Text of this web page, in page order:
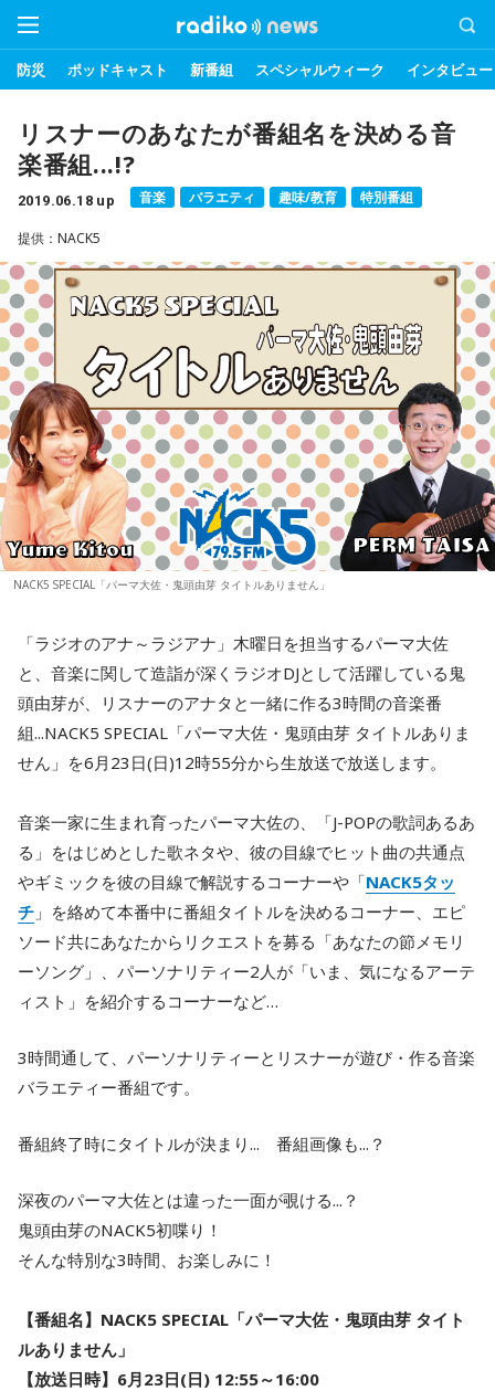
防災 ポッドキャスト 新番組 スペシャルウィーク インタビュー
リスナーのあなたが番組名を決める音
楽番組...!?
2019.06.18 up 音楽 バラエティ 趣味/教育 特別番組
提供：NACK5
NACK5 SPECIAL「パーマ大佐・鬼頭由芽 タイトルありません」
「ラジオのアナ～ラジアナ」木曜日を担当するパーマ大佐
と、音楽に関して造詣が深くラジオDJとして活躍している鬼
頭由芽が、リスナーのアナタと一緒に作る3時間の音楽番
組...NACK5 SPECIAL「パーマ大佐・鬼頭由芽 タイトルありま
せん」を6月23日(日)12時55分から生放送で放送します。
音楽一家に生まれ育ったパーマ大佐の、「J-POPの歌詞あるあ
る」をはじめとした歌ネタや、彼の目線でヒット曲の共通点
やギミックを彼の目線で解説するコーナーや「NACK5タッ
チ 」を絡めて本番中に番組タイトルを決めるコーナー、エピ
ソード共にあなたからリクエストを募る「あなたの節メモリ
ーソング」、パーソナリティー2人が「いま、気になるアーテ
ィスト」を紹介するコーナーなど…
3時間通して、パーソナリティーとリスナーが遊び・作る音楽
バラエティー番組です。
番組終了時にタイトルが決まり... 番組画像も...？
深夜のパーマ大佐とは違った一面が覗ける...？
鬼頭由芽のNACK5初喋り！
そんな特別な3時間、お楽しみに！
【番組名】NACK5 SPECIAL「パーマ大佐・鬼頭由芽 タイト
ルありません」
【放送日時】6月23日(日) 12:55～16:00